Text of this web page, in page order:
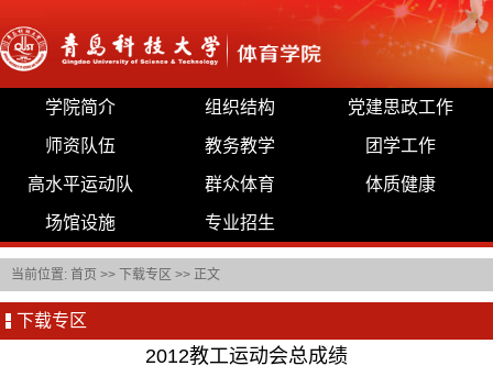
学院简介 组织结构 党建思政工作
师资队伍 教务教学 团学工作
高水平运动队 群众体育 体质健康
场馆设施 专业招生
当前位置: 首页 >> 下载专区 >> 正文
下载专区
2012教工运动会总成绩